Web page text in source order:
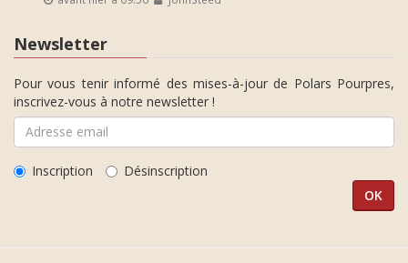
Newsletter
Pour vous tenir informé des mises-à-jour de Polars Pourpres,
inscrivez-vous à notre newsletter !
Inscription Désinscription